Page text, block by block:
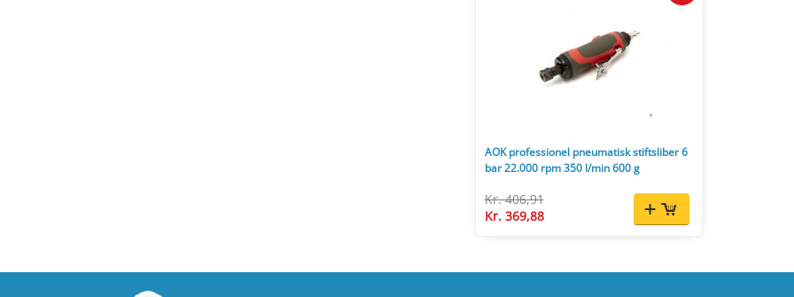
AOK professionel pneumatisk stiftsliber 6
bar 22.000 rpm 350 l/min 600 g
Kr. 406,91
Kr. 369,88